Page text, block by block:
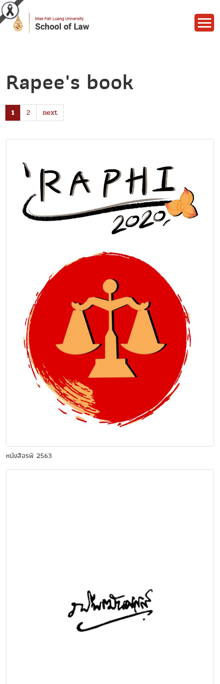
Rapee's book
1 2 next
หนังสือรพี 2563